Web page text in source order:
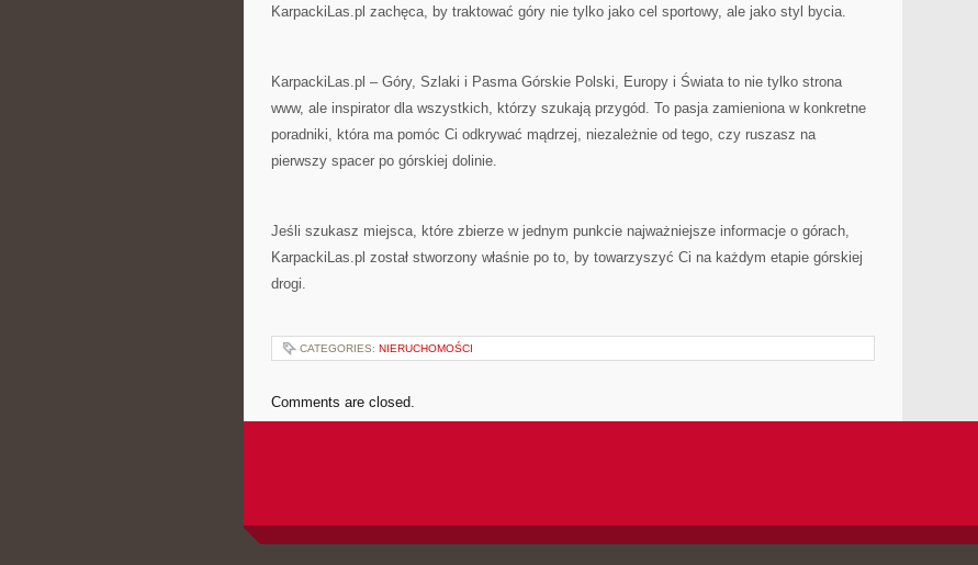
KarpackiLas.pl zachęca, by traktować góry nie tylko jako cel sportowy, ale jako styl bycia.
KarpackiLas.pl – Góry, Szlaki i Pasma Górskie Polski, Europy i Świata to nie tylko strona
www, ale inspirator dla wszystkich, którzy szukają przygód. To pasja zamieniona w konkretne
poradniki, która ma pomóc Ci odkrywać mądrzej, niezależnie od tego, czy ruszasz na
pierwszy spacer po górskiej dolinie.
Jeśli szukasz miejsca, które zbierze w jednym punkcie najważniejsze informacje o górach,
KarpackiLas.pl został stworzony właśnie po to, by towarzyszyć Ci na każdym etapie górskiej
drogi.
CATEGORIES: NIERUCHOMOŚCI
Comments are closed.